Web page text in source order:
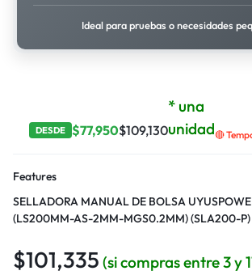
Ideal para pruebas o necesidades
DESDE $77,950$109,130
* una
unidad🔴
Features
SELLADORA MANUAL DE BOLSA
(LS200MM-AS-2MM-MGS0.2MM) (SLA200-P)
$101,335 (si compras entre 3 y